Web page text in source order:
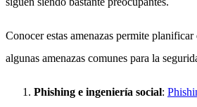
Conocer estas amenazas permite
algunas amenazas comunes para la
Phishing e ingeniería social: